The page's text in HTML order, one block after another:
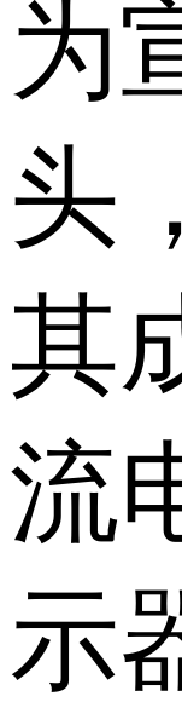
为
头
其
流
示